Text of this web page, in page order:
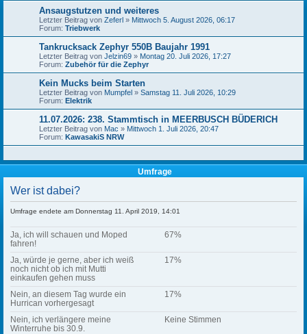
Ansaugstutzen und weiteres
Letzter Beitrag von Zeferl » Mittwoch 5. August 2026, 06:17
Forum: Triebwerk
Tankrucksack Zephyr 550B Baujahr 1991
Letzter Beitrag von Jelzin69 » Montag 20. Juli 2026, 17:27
Forum: Zubehör für die Zephyr
Kein Mucks beim Starten
Letzter Beitrag von Mumpfel » Samstag 11. Juli 2026, 10:29
Forum: Elektrik
11.07.2026: 238. Stammtisch in MEERBUSCH BÜDERICH
Letzter Beitrag von Mac » Mittwoch 1. Juli 2026, 20:47
Forum: KawasakiS NRW
Umfrage
Wer ist dabei?
Umfrage endete am Donnerstag 11. April 2019, 14:01
Ja, ich will schauen und Moped
fahren!
67%
Ja, würde je gerne, aber ich weiß
noch nicht ob ich mit Mutti
einkaufen gehen muss
17%
Nein, an diesem Tag wurde ein
Hurrican vorhergesagt
17%
Nein, ich verlängere meine
Winterruhe bis 30.9.
Keine Stimmen